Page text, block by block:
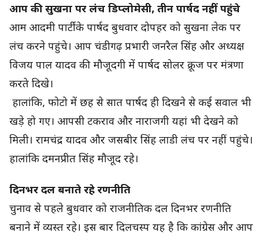
आप की सुखना पर लंच डिप्लोमेसी, तीन पार्षद नहीं पहुंचे
आम आदमी पार्टी के पार्षद बुधवार दोपहर को सुखना लेक पर
लंच करने पहुंचे। आप चंडीगढ़ प्रभारी जनरैल सिंह और अध्यक्ष
विजय पाल यादव की मौजूदगी में पार्षद सोलर क्रूज पर मंत्रणा
करते दिखे।
हालांकि, फोटो में छह से सात पार्षद ही दिखने से कई सवाल भी
खड़े हो गए। आपसी टकराव और नाराजगी यहां भी देखने को
मिली। रामचंद्र यादव और जसबीर सिंह लाडी लंच पर नहीं पहुंचे।
हालांकि दमनप्रीत सिंह मौजूद रहे।
दिनभर दल बनाते रहे रणनीति
चुनाव से पहले बुधवार को राजनीतिक दल दिनभर रणनीति
बनाने में व्यस्त रहे। इस बार दिलचस्प यह है कि कांग्रेस और आप